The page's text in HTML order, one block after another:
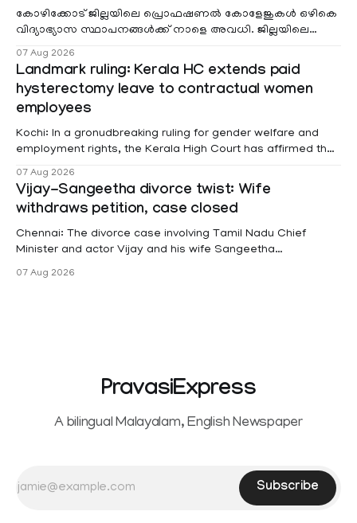
കോഴിക്കോട് ജില്ലയിലെ പ്രൊഫഷണൽ കോളേജുകൾ ഒഴികെ
വിദ്യാഭ്യാസ സ്ഥാപനങ്ങൾക്ക് നാളെ അവധി. ജില്ലയിലെ
07 Aug 2026
Landmark ruling: Kerala HC extends paid
hysterectomy leave to contractual women
employees
Kochi: In a gronudbreaking ruling for gender welfare and
employment rights, the Kerala High Court has affirmed that
projects are eligible for paid medical leave following
hysterectomy surgery under the Kerala Service Rules
(KSR). The court noted that since essential benefits like
maternity
07 Aug 2026
Vijay-Sangeetha divorce twist: Wife
withdraws petition, case closed
Chennai: The divorce case involving Tamil Nadu Chief
Minister and actor Vijay and his wife Sangeetha
Sowrnalingam has taken a new turn after Sangeetha
07 Aug 2026
PravasiExpress
A bilingual Malayalam, English Newspaper
Subscribe